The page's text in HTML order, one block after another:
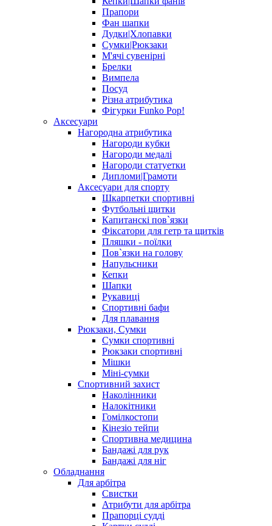
Прапори
Фан шапки
Дудки|Хлопавки
Сумки|Рюкзаки
М'ячі сувенірні
Брелки
Вимпела
Посуд
Різна атрибутика
Фігурки Funko Pop!
Аксесуари
Нагородна атрибутика
Нагороди кубки
Нагороди медалі
Нагороди статуетки
Дипломи|Грамоти
Аксесуари для спорту
Шкарпетки спортивні
Футбольні щитки
Капитанскі пов`язки
Фіксатори для гетр та щитків
Пляшки - поїлки
Пов`язки на голову
Напульсники
Кепки
Шапки
Рукавиці
Спортивні бафи
Для плавання
Рюкзаки, Сумки
Сумки спортивні
Рюкзаки спортивні
Мішки
Міні-сумки
Спортивний захист
Наколінники
Налокітники
Гомілкостопи
Кінезіо тейпи
Спортивна медицина
Бандажі для рук
Бандажі для ніг
Обладнання
Для арбітра
Свистки
Атрибути для арбітра
Прапорці судді